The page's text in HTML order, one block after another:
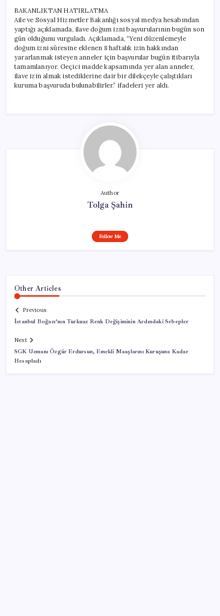
BAKANLIKTAN HATIRLATMA
Aile ve Sosyal Hizmetler Bakanlığı sosyal medya hesabından
yaptığı açıklamada, ilave doğum izni başvurularının bugün son
gün olduğunu vurguladı. Açıklamada, “Yeni düzenlemeyle
doğum izni süresine eklenen 8 haftalık izin hakkından
yararlanmak isteyen anneler için başvurular bugün itibarıyla
tamamlanıyor. Geçici madde kapsamında yer alan anneler,
ilave izin almak istediklerine dair bir dilekçeyle çalıştıkları
kuruma başvuruda bulunabilirler.” ifadeleri yer aldı.
Author
Tolga Şahin
Follow Me
Other Articles
Previous
İstanbul Boğazı’nın Turkuaz Renk Değişiminin Ardındaki Sebepler
Next
SGK Uzmanı Özgür Erdursun, Emekli Maaşlarını Kuruşuna Kadar
Hesapladı